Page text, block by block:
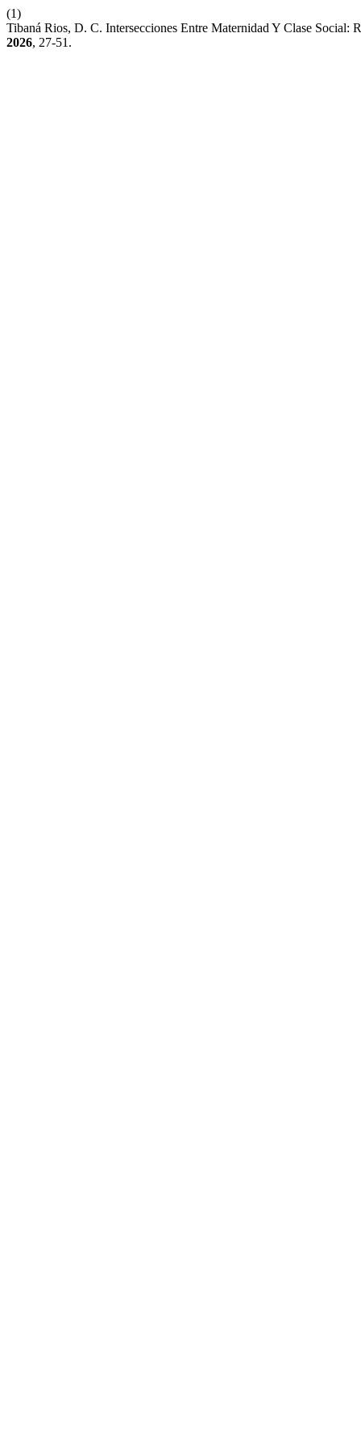
(1)
Tibaná Rios, D. C. Intersecciones Entre Maternidad Y Clase
2026, 27-51.